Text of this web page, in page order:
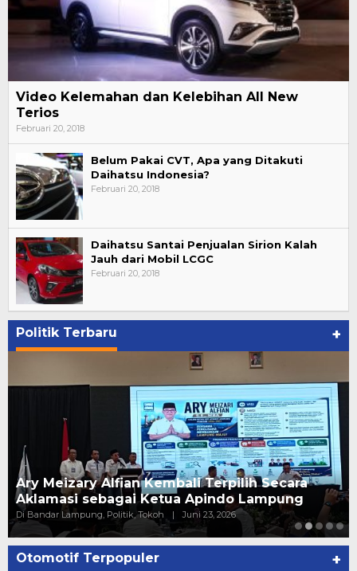
Video Kelemahan dan Kelebihan All New
Terios
Februari 20, 2018
Belum Pakai CVT, Apa yang Ditakuti
Daihatsu Indonesia?
Februari 20, 2018
Daihatsu Santai Penjualan Sirion Kalah
Jauh dari Mobil LCGC
Februari 20, 2018
Politik Terbaru +
Ary Meizary Alfian Kembali Terpilih Secara
Aklamasi sebagai Ketua Apindo Lampung
Di Bandar Lampung, Politik, Tokoh | Juni 23, 2026
Otomotif Terpopuler +